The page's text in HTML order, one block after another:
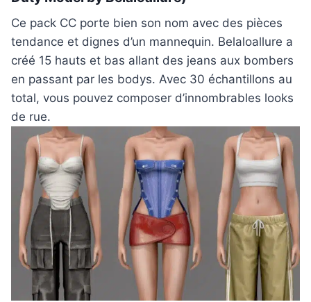
Ce pack CC porte bien son nom avec des pièces
tendance et dignes d’un mannequin. Belaloallure a
créé 15 hauts et bas allant des jeans aux bombers
en passant par les bodys. Avec 30 échantillons au
total, vous pouvez composer d’innombrables looks
de rue.